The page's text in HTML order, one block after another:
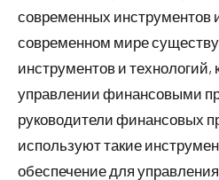
современных инструментов
современном мире
инструментов и технологий,
управлении финансовыми
руководители финансовых
используют такие
обеспечение для